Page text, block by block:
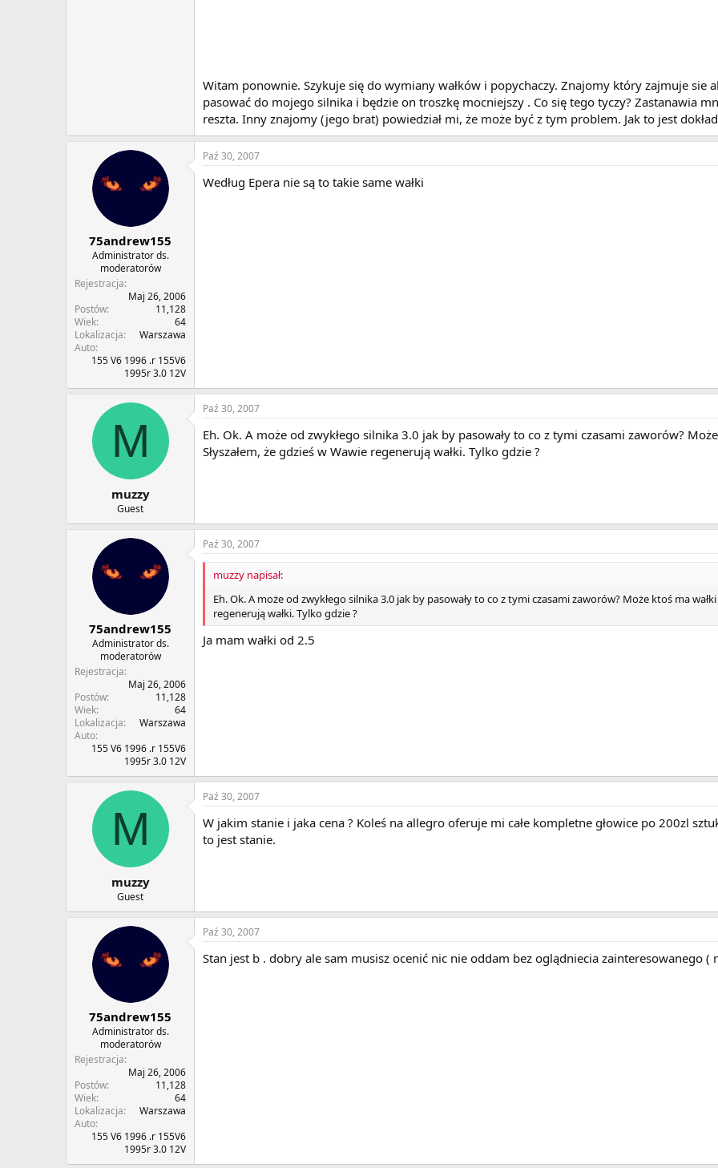
Witam ponownie. Szykuje się do wymiany wałków i popychaczy. Znajomy który zajmuje sie
pasować do mojego silnika i będzie on troszkę mocniejszy . Co się tego tyczy? Zastanawia
reszta. Inny znajomy (jego brat) powiedział mi, że może być z tym problem. Jak to jest
75andrew155
Administrator ds.
moderatorów
Rejestracja
Maj 26, 2006
Postów
11,128
Wiek
64
Lokalizacja
Warszawa
Auto
155 V6 1996 .r 155V6
1995r 3.0 12V
Paź 30, 2007
Według Epera nie są to takie same wałki
M
muzzy
Guest
Paź 30, 2007
Eh. Ok. A może od zwykłego silnika 3.0 jak by pasowały to co z tymi czasami zaworów?
Słyszałem, że gdzieś w Wawie regenerują wałki. Tylko gdzie ?
75andrew155
Administrator ds.
moderatorów
Rejestracja
Maj 26, 2006
Postów
11,128
Wiek
64
Lokalizacja
Warszawa
Auto
155 V6 1996 .r 155V6
1995r 3.0 12V
Paź 30, 2007
muzzy napisał:
Eh. Ok. A może od zwykłego silnika 3.0 jak by pasowały to co z tymi czasami zaworów? Może ktoś ma
regenerują wałki. Tylko gdzie ?
Ja mam wałki od 2.5
M
muzzy
Guest
Paź 30, 2007
W jakim stanie i jaka cena ? Koleś na allegro oferuje mi całe kompletne głowice po 200zl
to jest stanie.
75andrew155
Administrator ds.
moderatorów
Rejestracja
Maj 26, 2006
Postów
11,128
Wiek
64
Lokalizacja
Warszawa
Auto
155 V6 1996 .r 155V6
1995r 3.0 12V
Paź 30, 2007
Stan jest b . dobry ale sam musisz ocenić nic nie oddam bez oglądniecia zainteresowanego (